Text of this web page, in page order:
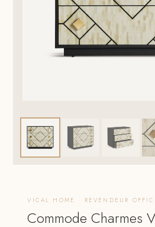
VICAL HOME · REVENDEUR
Commode Charmes